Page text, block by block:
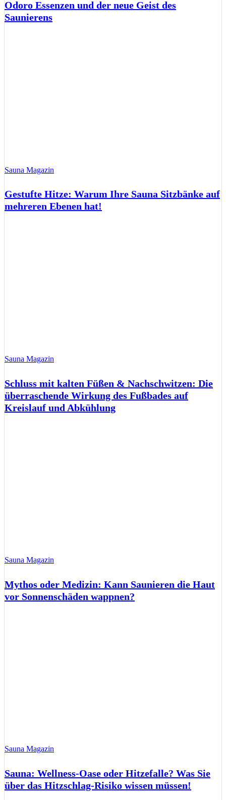
Odoro Essenzen und der neue Geist des
Saunierens
Sauna Magazin
Gestufte Hitze: Warum Ihre Sauna Sitzbänke auf
mehreren Ebenen hat!
Sauna Magazin
Schluss mit kalten Füßen & Nachschwitzen: Die
überraschende Wirkung des Fußbades auf
Kreislauf und Abkühlung
Sauna Magazin
Mythos oder Medizin: Kann Saunieren die Haut
vor Sonnenschäden wappnen?
Sauna Magazin
Sauna: Wellness-Oase oder Hitzefalle? Was Sie
über das Hitzschlag-Risiko wissen müssen!